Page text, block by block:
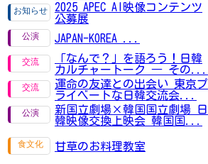
2025 APEC AI映像コンテンツ
公募展
JAPAN-KOREA
「なんで？」を語ろう！日韓
カルチャートーク ― その...
運命の友達との出会い 東京プ
ライベートな日韓交流会...
新国立劇場×韓国国立劇場 日
韓映像交換上映会 韓国国...
甘草のお料理教室